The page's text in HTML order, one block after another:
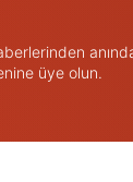
üye olun.